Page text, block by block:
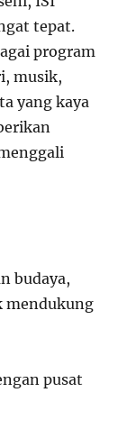
tepat.
program
musik,
yang kaya
budaya,
mendukung
pusat